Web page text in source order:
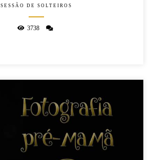
SESSÃO DE SOLTEIROS
3738